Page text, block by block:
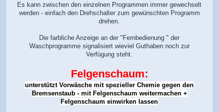
Es kann zwischen den einzelnen Programmen immer gewechselt
werden - einfach den Drehschalter zum gewünschten Programm
drehen.
Die farbliche Anzeige an der "Fernbedienung " der
Waschprogramme signalisiert wieviel Guthaben noch zur
Verfügung steht.
Felgenschaum:
unterstützt Vorwäsche mit spezieller Chemie gegen den
Bremsenstaub - mit Felgenschaum weitermachen +
Felgenschaum einwirken lassen